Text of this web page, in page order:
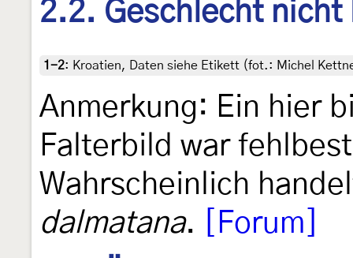
2.2. Geschlecht nicht
1-2: Kroatien, Daten siehe Etikett (fot.: Michel
Anmerkung: Ein hier
Falterbild war
Wahrscheinlich
dalmatana. [Forum]